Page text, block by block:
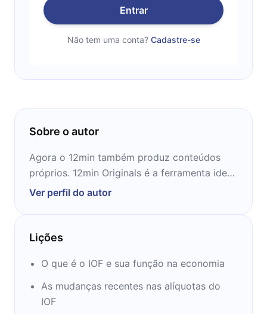
Entrar
Não tem uma conta? Cadastre-se
Sobre o autor
Agora o 12min também produz conteúdos
próprios. 12min Originals é a ferramenta ideal
para te conduzir na jornada rumo ao
Ver perfil do autor
Lições
O que é o IOF e sua função na economia
As mudanças recentes nas alíquotas do
IOF